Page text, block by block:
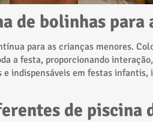
de bolinhas
para as crianças menores.
a festa, proporcionando
indispensáveis em festas infantis,
de piscina